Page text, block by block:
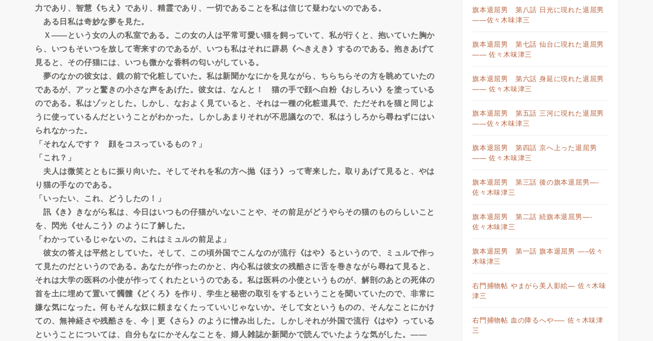
力であり、智慧《ちえ》であり、精霊であり、一切であることを私は信じて疑わないのである。
ある日私は奇妙な夢を見た。
Ｘ――という女の人の私室である。この女の人は平常可愛い猫を飼っていて、私が行くと、抱いていた胸か
ら、いつもそいつを放して寄来すのであるが、いつも私はそれに辟易《へきえき》するのである。抱きあげて
見ると、その仔猫には、いつも微かな香料の匂いがしている。
夢のなかの彼女は、鏡の前で化粧していた。私は新聞かなにかを見ながら、ちらちらその方を眺めていたの
であるが、アッと驚きの小さな声をあげた。彼女は、なんと！ 猫の手で顔へ白粉《おしろい》を塗っている
のである。私はゾッとした。しかし、なおよく見ていると、それは一種の化粧道具で、ただそれを猫と同じよ
うに使っているんだということがわかった。しかしあまりそれが不思議なので、私はうしろから尋ねずにはい
られなかった。
「それなんです？ 顔をコスっているもの？」
「これ？」
夫人は微笑とともに振り向いた。そしてそれを私の方へ抛《ほう》って寄来した。取りあげて見ると、やは
り猫の手なのである。
「いったい、これ、どうしたの！」
訊《き》きながら私は、今日はいつもの仔猫がいないことや、その前足がどうやらその猫のものらしいこと
を、閃光《せんこう》のように了解した。
「わかっているじゃないの。これはミュルの前足よ」
彼女の答えは平然としていた。そして、この頃外国でこんなのが流行《はや》るというので、ミュルで作っ
て見たのだというのである。あなたが作ったのかと、内心私は彼女の残酷さに舌を巻きながら尋ねて見ると、
それは大学の医科の小使が作ってくれたというのである。私は医科の小使というものが、解剖のあとの死体の
首を土に埋めて置いて髑髏《どくろ》を作り、学生と秘密の取引をするということを聞いていたので、非常に
嫌な気になった。何もそんな奴に頼まなくたっていいじゃないか。そして女というものの、そんなことにかけ
ての、無神経さや残酷さを、今｜更《さら》のように憎み出した。しかしそれが外国で流行《はや》っている
ということについては、自分もなにかそんなことを、婦人雑誌か新聞かで読んでいたような気がした。――
旗本退屈男 第八話 日光に現れた退屈男
——佐々木味津三
旗本退屈男 第七話 仙台に現れた退屈男
—— 佐々木味津三
旗本退屈男 第六話 身延に現れた退屈男
—— 佐々木味津三
旗本退屈男 第五話 三河に現れた退屈男
——佐々木味津三
旗本退屈男 第四話 京へ上った退屈男
—— 佐々木味津三
旗本退屈男 第三話 後の旗本退屈男—-
佐々木味津三
旗本退屈男 第二話 続旗本退屈男—-
佐々木味津三
旗本退屈男 第一話 旗本退屈男 —–佐々
木味津三
右門捕物帖 やまがら美人影絵— 佐々木味
津三
右門捕物帖 血の降るへや—– 佐々木味津
三